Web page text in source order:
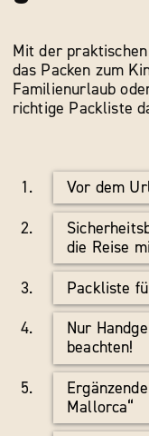
Mit der
das Packen zum
Familienurlaub
richtige Packliste
Vor dem
die Reise
Packliste
Nur
beachten!
Mallorca“